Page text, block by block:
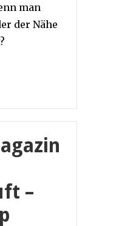
man
der Nähe
–